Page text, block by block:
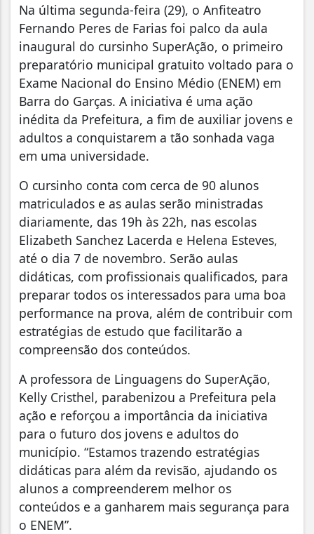
Na última segunda-feira (29), o Anfiteatro
Fernando Peres de Farias foi palco da aula
inaugural do cursinho SuperAção, o primeiro
preparatório municipal gratuito voltado para o
Exame Nacional do Ensino Médio (ENEM) em
Barra do Garças. A iniciativa é uma ação
inédita da Prefeitura, a fim de auxiliar jovens e
adultos a conquistarem a tão sonhada vaga
em uma universidade.
O cursinho conta com cerca de 90 alunos
matriculados e as aulas serão ministradas
diariamente, das 19h às 22h, nas escolas
Elizabeth Sanchez Lacerda e Helena Esteves,
até o dia 7 de novembro. Serão aulas
didáticas, com profissionais qualificados, para
preparar todos os interessados para uma boa
performance na prova, além de contribuir com
estratégias de estudo que facilitarão a
compreensão dos conteúdos.
A professora de Linguagens do SuperAção,
Kelly Cristhel, parabenizou a Prefeitura pela
ação e reforçou a importância da iniciativa
para o futuro dos jovens e adultos do
município. “Estamos trazendo estratégias
didáticas para além da revisão, ajudando os
alunos a compreenderem melhor os
conteúdos e a ganharem mais segurança para
o ENEM”.